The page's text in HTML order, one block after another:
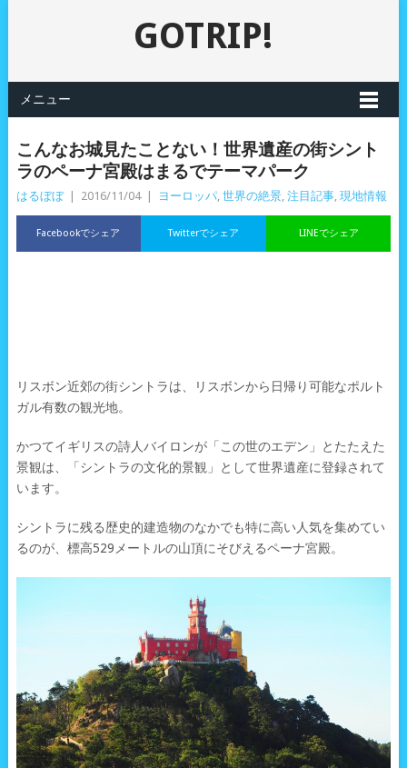
GOTRIP!
メニュー
こんなお城見たことない！世界遺産の街シント
ラのペーナ宮殿はまるでテーマパーク
はるぼぼ 2016/11/04 ヨーロッパ, 世界の絶景, 注目記事, 現地情報
Facebookでシェア LINEでシェア
Twitterでシェア
リスボン近郊の街シントラは、リスボンから日帰り可能なポルト
ガル有数の観光地。
かつてイギリスの詩人バイロンが「この世のエデン」とたたえた
景観は、「シントラの文化的景観」として世界遺産に登録されて
います。
シントラに残る歴史的建造物のなかでも特に高い人気を集めてい
るのが、標高529メートルの山頂にそびえるペーナ宮殿。